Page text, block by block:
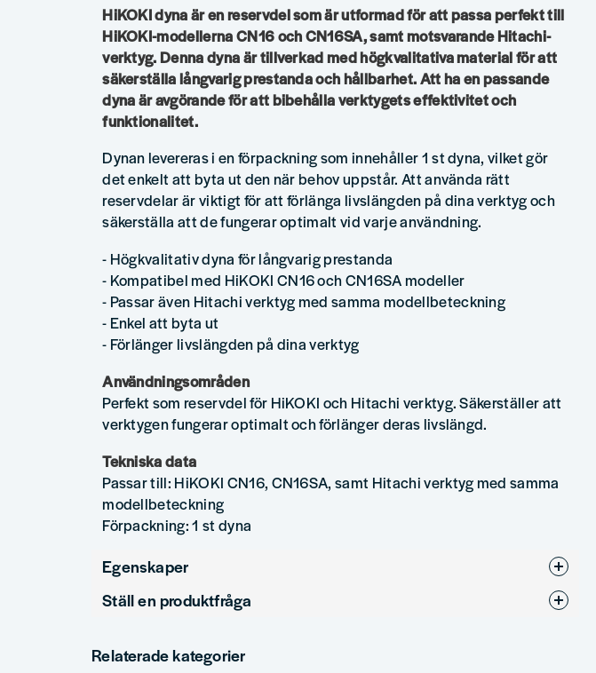
HiKOKI dyna är en reservdel som är utformad för att passa perfekt till
HiKOKI-modellerna CN16 och CN16SA, samt motsvarande Hitachi-
verktyg. Denna dyna är tillverkad med högkvalitativa material för att
säkerställa långvarig prestanda och hållbarhet. Att ha en passande
dyna är avgörande för att bibehålla verktygets effektivitet och
funktionalitet.
Dynan levereras i en förpackning som innehåller 1 st dyna, vilket gör
det enkelt att byta ut den när behov uppstår. Att använda rätt
reservdelar är viktigt för att förlänga livslängden på dina verktyg och
säkerställa att de fungerar optimalt vid varje användning.
- Högkvalitativ dyna för långvarig prestanda
- Kompatibel med HiKOKI CN16 och CN16SA modeller
- Passar även Hitachi verktyg med samma modellbeteckning
- Enkel att byta ut
- Förlänger livslängden på dina verktyg
Användningsområden
Perfekt som reservdel för HiKOKI och Hitachi verktyg. Säkerställer att
verktygen fungerar optimalt och förlänger deras livslängd.
Tekniska data
Passar till: HiKOKI CN16, CN16SA, samt Hitachi verktyg med samma
modellbeteckning
Förpackning: 1 st dyna
Egenskaper
Produkttyp
Ställ en produktfråga
Fråga oss något om denna produkten...
Relaterade kategorier